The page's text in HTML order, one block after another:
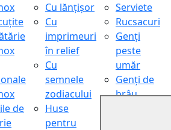
de
Cu lănțișor
Cu
imprimeuri
în relief
Cu
semnele
zodiacului
Huse
pentru
Serviete
Rucsacuri
Genți
peste
umăr
Genți de
brâu